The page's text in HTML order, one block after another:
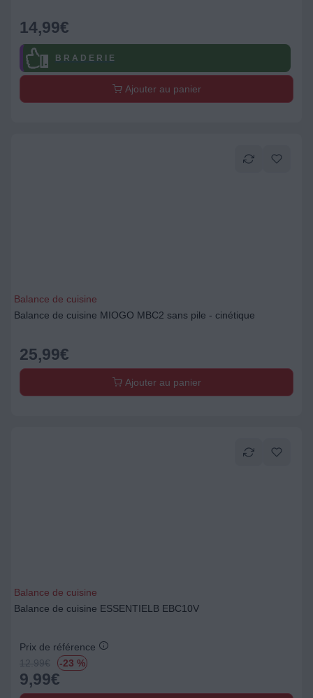
14,99€
B R A D E R I E
Ajouter au panier
Balance de cuisine
Balance de cuisine MIOGO MBC2 sans pile - cinétique
25,99€
Ajouter au panier
Balance de cuisine
Balance de cuisine ESSENTIELB EBC10V
Prix de référence
12.99€ -23 %
9,99€